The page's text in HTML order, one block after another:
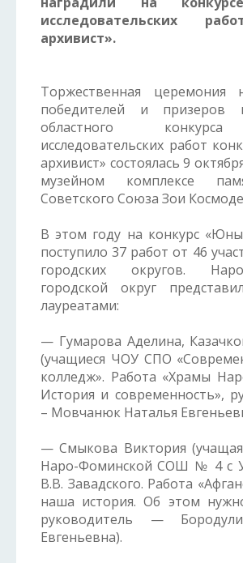
исследовательских
архивист».
Торжественная церемония
победителей и призеров
областного
исследовательских работ
архивист» состоялась 9
музейном комплексе
Советского Союза Зои
В этом году на конкурс
поступило 37 работ от 46
городских округов.
городской округ
лауреатами:
— Гумарова Аделина,
(учащиеся ЧОУ СПО
колледж». Работа «Храмы
История и современность»,
– Мовчанюк Наталья
— Смыкова Виктория
Наро-Фоминской СОШ № 4 с
В.В. Завадского. Работа
наша история. Об этом
руководитель —
Евгеньевна).